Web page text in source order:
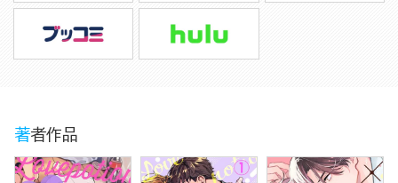
著者作品